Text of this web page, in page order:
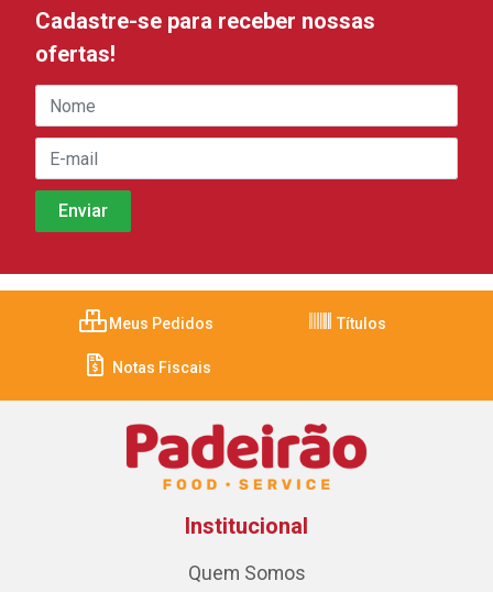
Cadastre-se para receber nossas
ofertas!
Meus Pedidos Títulos
Notas Fiscais
Institucional
Quem Somos